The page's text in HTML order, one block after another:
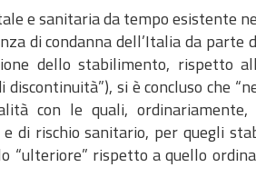
e sanitaria da tempo esistente
di condanna dell’Italia da parte
dello stabilimento, rispetto
si è concluso che
con le quali,
di rischio sanitario, per quegli
“ulteriore” rispetto a quello